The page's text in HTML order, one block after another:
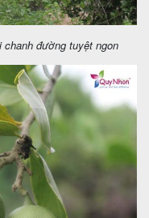
đường tuyệt ngon